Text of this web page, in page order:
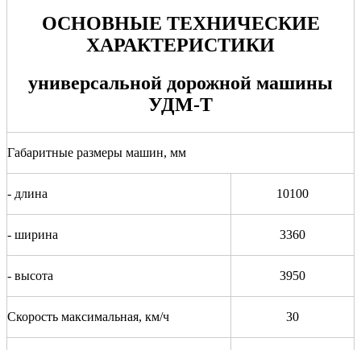
ОСНОВНЫЕ ТЕХНИЧЕСКИЕ
ХАРАКТЕРИСТИКИ
универсальной дорожной машины
УДМ-Т
Габаритные размеры машин, мм
- длина 10100
- ширина 3360
- высота 3950
Скорость максимальная, км/ч 30